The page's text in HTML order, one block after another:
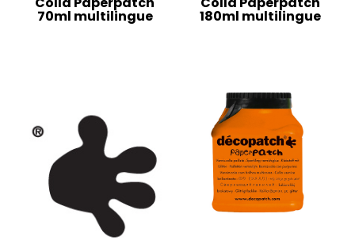
70ml multilingue 180ml multilingue